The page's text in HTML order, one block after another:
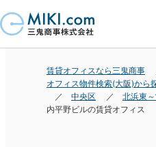
賃貸オフィスなら三鬼商事
オフィス物件検索(大阪)から
中央区
北浜東
内平野ビルの賃貸オフィス